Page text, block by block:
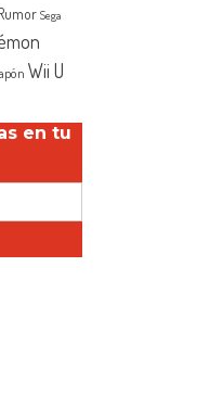
Sega
Wii U
en tu